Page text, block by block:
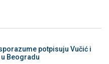
potpisuju Vučić i
Beogradu